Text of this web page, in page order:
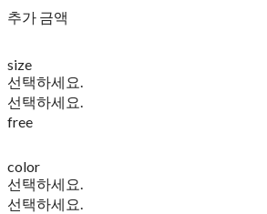
추가 금액
size
선택하세요.
선택하세요.
free
color
선택하세요.
선택하세요.